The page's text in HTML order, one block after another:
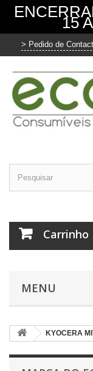
O
Utilizamos
medição
navegação
mostrar
15
> Pedido de
Carrinho
MENU
KYOCERA